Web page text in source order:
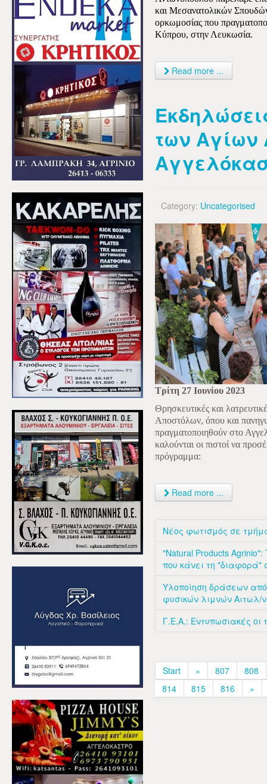
και Μεσανατολικών
ορκωμοσίας που
Κύπρου, στην Λευκωσία.
Read more ...
των Αγίων
Category: Uncategorised
Τρίτη 27 Ιουνίου 2023
Θρησκευτικές και
Αποστόλων, όπου και
πραγματοποιηθούν στο
καλούνται οι πιστοί να
πρόγραμμα:
Read more ...
Νέος φωτισμός σε
"Natural Products
που κάνει τη "διαφορά"
Υλοποίηση δράσεων
φυσικών λιμνών Αιτωλ/
Γ.Ε.Α.: Εντυπωσιακές
Start « 807
808
814
815 816 »